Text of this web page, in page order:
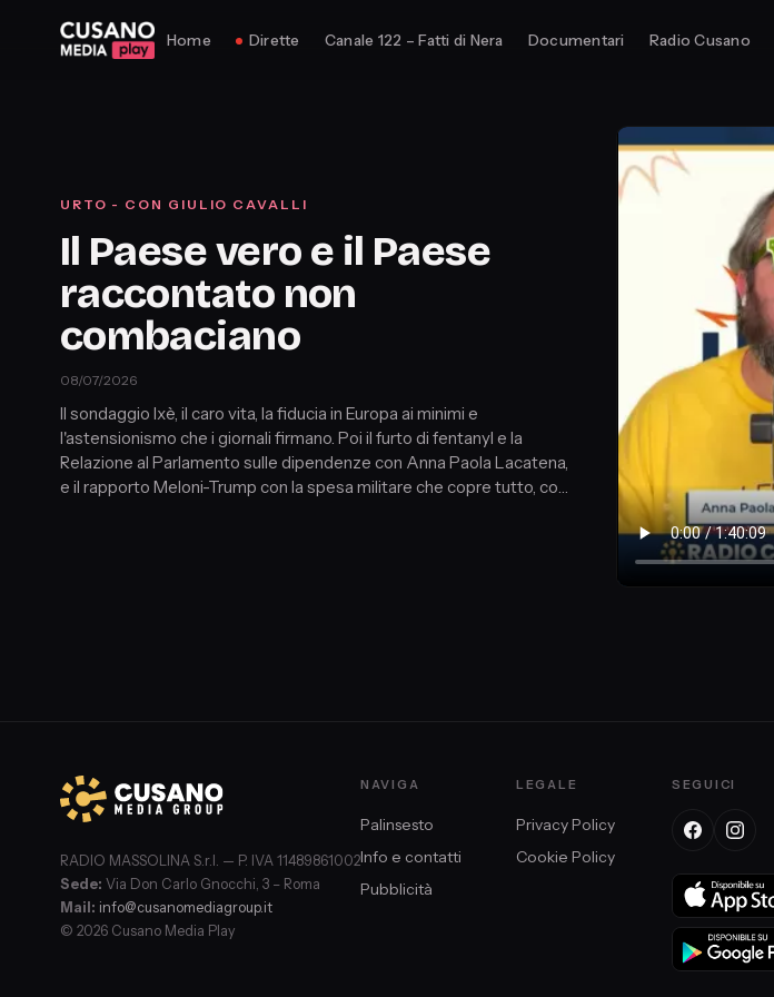
Home Dirette Canale 122 – Fatti di Nera Documentari Radio Cusano
URTO - CON GIULIO CAVALLI
Il Paese vero e il Paese
raccontato non
combaciano
08/07/2026
Il sondaggio Ixè, il caro vita, la fiducia in Europa ai minimi e
l'astensionismo che i giornali firmano. Poi il furto di fentanyl e la
Relazione al Parlamento sulle dipendenze con Anna Paola Lacatena,
e il rapporto Meloni-Trump con la spesa militare che copre tutto, con
RADIO MASSOLINA S.r.l. — P. IVA 11489861002
Sede: Via Don Carlo Gnocchi, 3 – Roma
Mail: info@cusanomediagroup.it
© 2026 Cusano Media Play
NAVIGA
Palinsesto
Info e contatti
Pubblicità
LEGALE
Privacy Policy
Cookie Policy
SEGUICI